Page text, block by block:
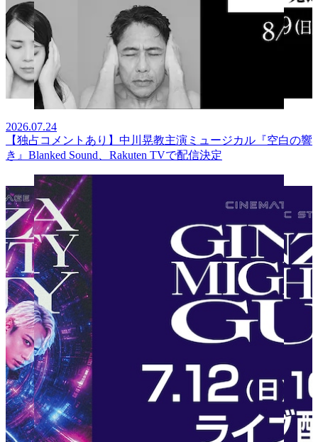
2026.07.24
【独占コメントあり】中川晃教主演ミュージカル『空白の響
き』Blanked Sound、Rakuten TVで配信決定